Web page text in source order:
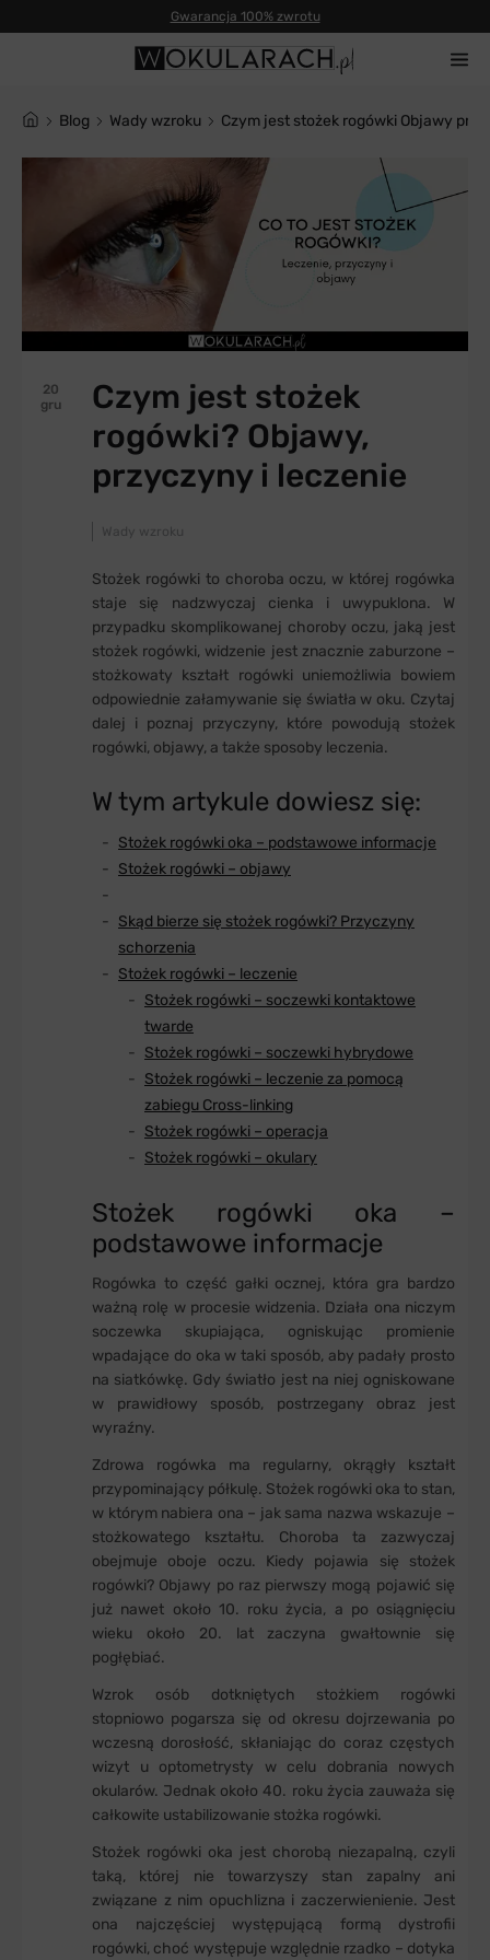
Gwarancja 100% zwrotu
blog Wady wzroku Czym jest stożek rogówki Objawy
Czym jest stożek
rogówki? Objawy,
przyczyny i leczenie
20
gru
Wady wzroku
Stożek rogówki to choroba oczu, w której rogówka
staje się nadzwyczaj cienka i uwypuklona. W
przypadku skomplikowanej choroby oczu, jaką jest
stożek rogówki, widzenie jest znacznie zaburzone –
stożkowaty kształt rogówki uniemożliwia bowiem
odpowiednie załamywanie się światła w oku. Czytaj
dalej i poznaj przyczyny, które powodują stożek
rogówki, objawy, a także sposoby leczenia.
W tym artykule dowiesz się:
Stożek rogówki oka – podstawowe informacje
Stożek rogówki – objawy
Skąd bierze się stożek rogówki? Przyczyny
schorzenia
Stożek rogówki – leczenie
Stożek rogówki – soczewki kontaktowe
twarde
Stożek rogówki – soczewki hybrydowe
Stożek rogówki – leczenie za pomocą
zabiegu Cross-linking
Stożek rogówki – operacja
Stożek rogówki – okulary
Stożek rogówki oka –
podstawowe informacje
Rogówka to część gałki ocznej, która gra bardzo
ważną rolę w procesie widzenia. Działa ona niczym
soczewka skupiająca, ogniskując promienie
wpadające do oka w taki sposób, aby padały prosto
na siatkówkę. Gdy światło jest na niej ogniskowane
w prawidłowy sposób, postrzegany obraz jest
wyraźny.
Zdrowa rogówka ma regularny, okrągły kształt
przypominający półkulę. Stożek rogówki oka to stan,
w którym nabiera ona – jak sama nazwa wskazuje –
stożkowatego kształtu. Choroba ta zazwyczaj
obejmuje oboje oczu. Kiedy pojawia się stożek
rogówki? Objawy po raz pierwszy mogą pojawić się
już nawet około 10. roku życia, a po osiągnięciu
wieku około 20. lat zaczyna gwałtownie się
pogłębiać.
Wzrok osób dotkniętych stożkiem rogówki
stopniowo pogarsza się od okresu dojrzewania po
wczesną dorosłość, skłaniając do coraz częstych
wizyt u optometrysty w celu dobrania nowych
okularów. Jednak około 40. roku życia zauważa się
całkowite ustabilizowanie stożka rogówki.
Stożek rogówki oka jest chorobą niezapalną, czyli
taką, której nie towarzyszy stan zapalny ani
związane z nim opuchlizna i zaczerwienienie. Jest
ona najczęściej występującą formą dystrofii
rogówki, choć występuje względnie rzadko – dotyka